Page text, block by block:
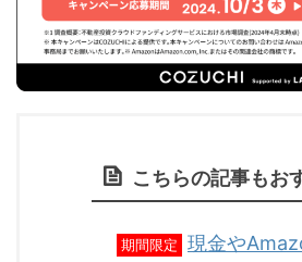
こちらの記事もお
期間限定
現金や